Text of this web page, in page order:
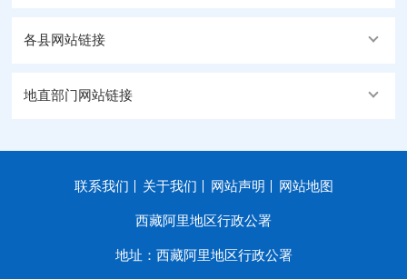
各县网站链接
地直部门网站链接
联系我们 关于我们 网站声明 网站地图
西藏阿里地区行政公署
地址：西藏阿里地区行政公署